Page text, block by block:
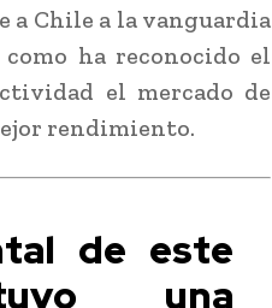
a Chile a la vanguardia
ha reconocido el
el mercado de
rendimiento.
de este
una